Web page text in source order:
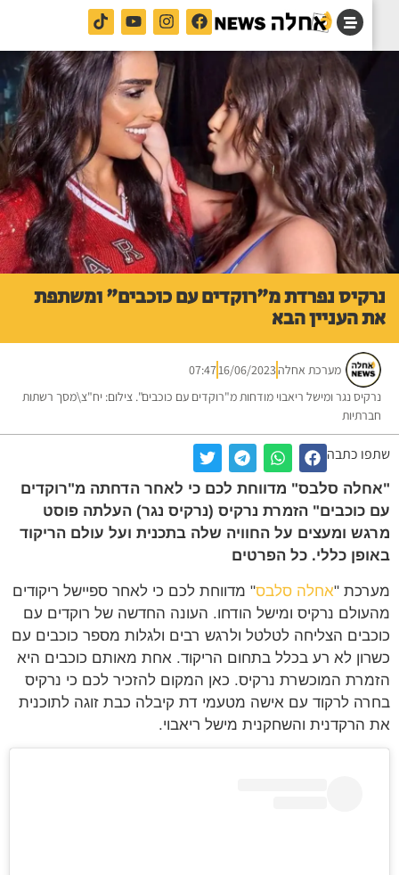
נפרדת מ"רוקדים עם כוכבים" ומשתפת
העניין הבא
מערכת אחלה 16/06/2023
07:47
נגר ומישל ריאבוי מודחות מ"רוקדים עם כוכבים". צילום: יח"צ\מסך רשתות
כתבה
סלבס" מדווחת לכם כי לאחר הדחתה מ"רוקדים
כוכבים" הזמרת נרקיס (נרקיס נגר) העלתה פוסט
ומעצים על החוויה שלה בתכנית ועל עולם הריקוד
כללי. כל הפרטים
"אחלה סלבס" מדווחת לכם כי לאחר ספיישל ריקודים
נרקיס ומישל הודחו. העונה החדשה של רוקדים עם
הצליחה לטלטל ולרגש רבים ולגלות מספר כוכבים עם
לא רע בכלל בתחום הריקוד. אחת מאותם כוכבים היא
המוכשרת נרקיס. כאן המקום להזכיר לכם כי נרקיס
לרקוד עם אישה מטעמי דת קיבלה כבת זוגה לתוכנית
והשחקנית מישל ריאבוי.